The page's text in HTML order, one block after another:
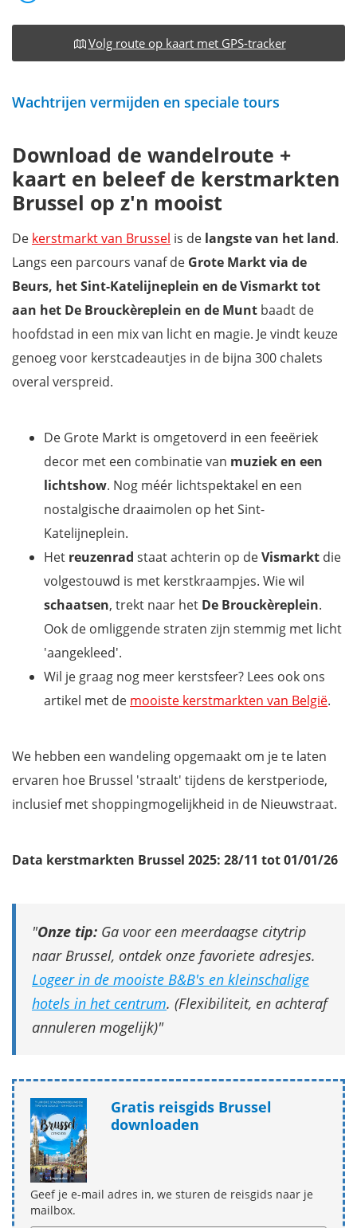
Volg route op kaart met GPS-tracker
Wachtrijen vermijden en speciale tours
Download de wandelroute +
kaart en beleef de kerstmarkten
Brussel op z'n mooist
De kerstmarkt van Brussel is de langste van het land.
Langs een parcours vanaf de Grote Markt via de
Beurs, het Sint-Katelijneplein en de Vismarkt tot
aan het De Brouckèreplein en de Munt baadt de
hoofdstad in een mix van licht en magie. Je vindt keuze
genoeg voor kerstcadeautjes in de bijna 300 chalets
overal verspreid.
De Grote Markt is omgetoverd in een feeëriek
decor met een combinatie van muziek en een
lichtshow. Nog méér lichtspektakel en een
nostalgische draaimolen op het Sint-
Katelijneplein.
Het reuzenrad staat achterin op deVismarkt die
volgestouwd is met kerstkraampjes. Wie wil
schaatsen, trekt naar het De Brouckèreplein.
Ook de omliggende straten zijn stemmig met licht
'aangekleed'.
Wil je graag nog meer kerstsfeer? Lees ook ons
artikel met de mooiste kerstmarkten van België.
We hebben een wandeling opgemaakt om je te laten
ervaren hoe Brussel 'straalt' tijdens de kerstperiode,
inclusief met shoppingmogelijkheid in de Nieuwstraat.
Data kerstmarkten Brussel 2025: 28/11 tot 01/01/26
Onze tip: Ga voor een meerdaagse citytrip
naar Brussel, ontdek onze favoriete adresjes.
Logeer in de mooiste B&B's en kleinschalige
hotels in het centrum. (Flexibiliteit, en achteraf
annuleren mogelijk)
Gratis reisgids Brussel
downloaden
Geef je e-mail adres in, we sturen de reisgids naar je
mailbox.